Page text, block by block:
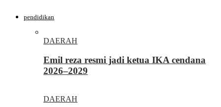
pendidikan
DAERAH
Emil reza resmi jadi ketua IKA cendana
2026–2029
DAERAH